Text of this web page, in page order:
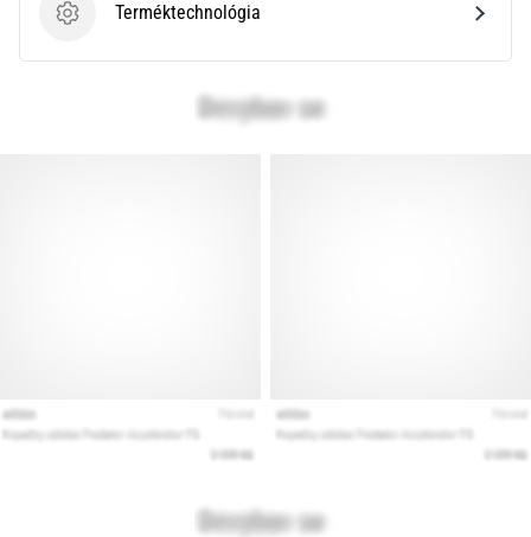
Terméktechnológia
Terméktechnológia